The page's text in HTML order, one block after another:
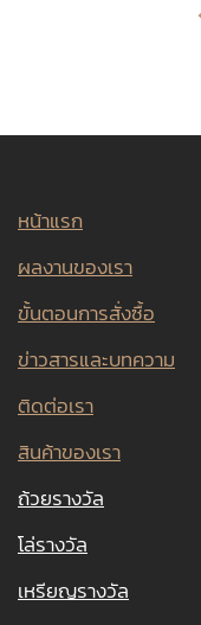
หน้าแรก
ผลงานของเรา
ขั้นตอนการสั่งซื้อ
ข่าวสารและบทความ
ติดต่อเรา
สินค้าของเรา
ถ้วยรางวัล
โล่รางวัล
เหรียญรางวัล